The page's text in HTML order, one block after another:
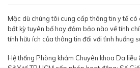
Mặc dù chúng tôi cung cấp thông tin y tế có
bất kỳ tuyên bố hay đảm bảo nào về tính
tính hữu ích của thông tin đối với tình huống
Hệ thống Phòng khám Chuyên khoa Da